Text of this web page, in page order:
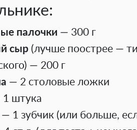
палочки — 300 г
сыр (лучше поострее —
— 200 г
— 2 столовые ложки
штука
— 1 зубчик (или больше,